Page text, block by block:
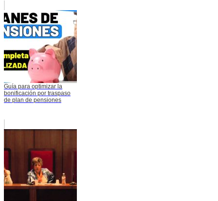
Guía para optimizar la
bonificación por traspaso
de plan de pensiones